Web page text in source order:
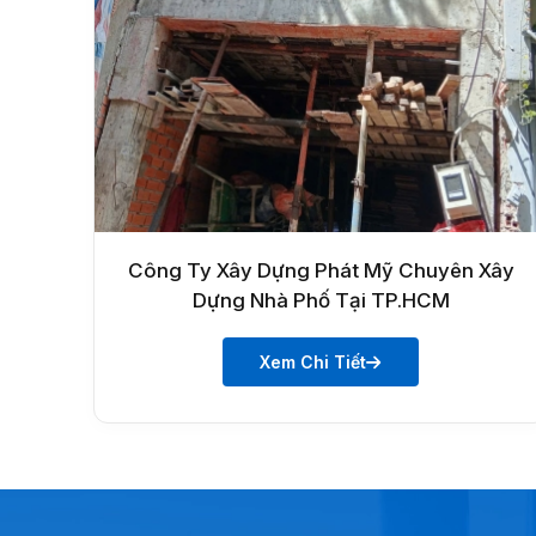
Công Ty Xây Dựng Phát Mỹ Chuyên Xây
Dựng Nhà Phố Tại TP.HCM
Xem Chi Tiết